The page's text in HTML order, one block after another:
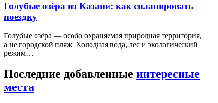
Голубые озёра из Казани: как спланировать
поездку
Голубые озёра — особо охраняемая природная территория,
а не городской пляж. Холодная вода, лес и экологический
режим…
Последние добавленные интересные
места